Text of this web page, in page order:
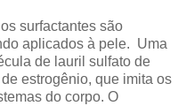
surfactantes são
aplicados à pele. Uma
de lauril sulfato de
estrogênio, que imita os
do corpo. O